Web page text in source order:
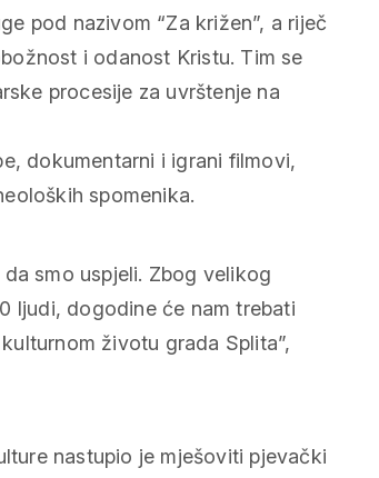
pod nazivom “Za križen”, a riječ
i odanost Kristu. Tim se
procesije za uvrštenje na
dokumentarni i igrani filmovi,
spomenika.
smo uspjeli. Zbog velikog
ljudi, dogodine će nam trebati
životu grada Splita”,
nastupio je mješoviti pjevački